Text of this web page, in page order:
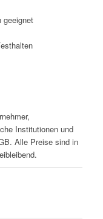
geeignet
Institutionen und
Alle Preise sind in